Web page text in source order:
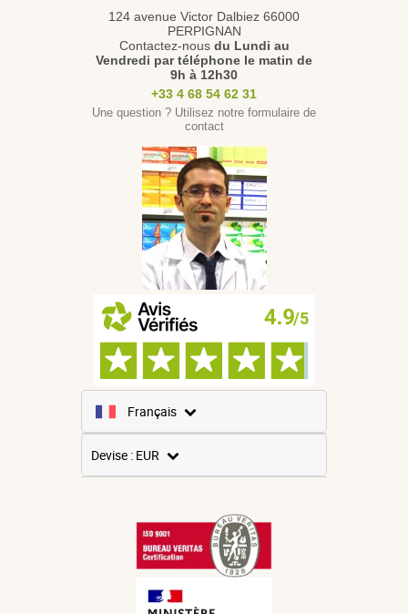
124 avenue Victor Dalbiez 66000
PERPIGNAN
Contactez-nous du Lundi au
Vendredi par téléphone le matin de
9h à 12h30
+33 4 68 54 62 31
Une question ? Utilisez notre formulaire de
contact
Français
Anglais
Allemand
Italien
Russe
Devise : EUR